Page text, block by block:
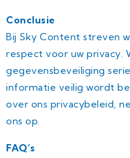
Conclusie
Bij Sky Content streven
respect voor uw privacy.
gegevensbeveiliging
informatie veilig wordt
over ons privacybeleid,
ons op.
FAQ’s